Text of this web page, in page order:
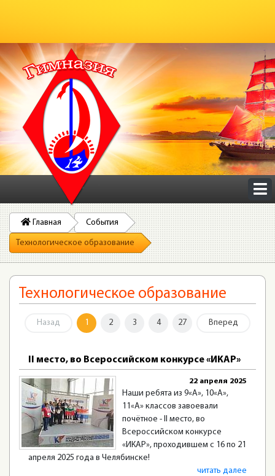
Главная События
Технологическое образование
Технологическое образование
Назад 1 2 3 4 27 Вперед
II место, во Всероссийском конкурсе «ИКАР»
22 апреля 2025
Наши ребята из 9«А», 10«А»,
11«А» классов завоевали
почётное - II место, во
Всероссийском конкурсе
«ИКАР», проходившем с 16 по 21
апреля 2025 года в Челябинске!
читать далее